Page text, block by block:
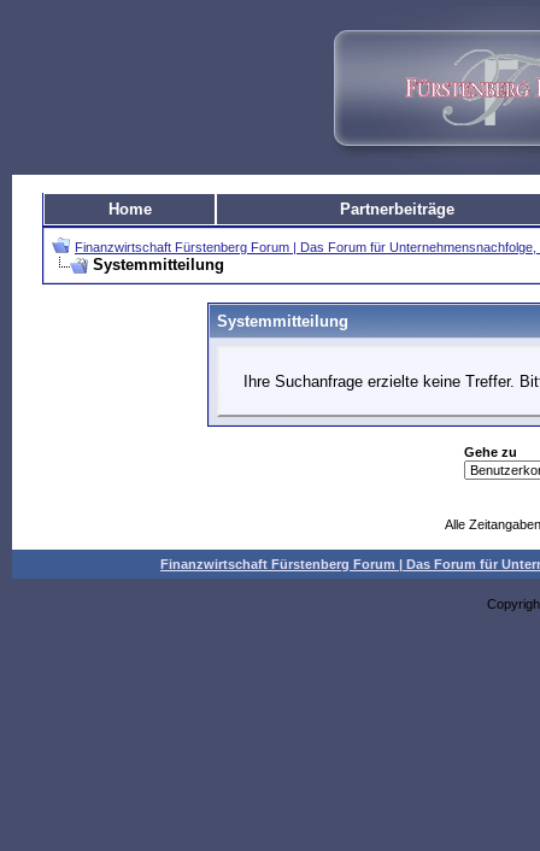
Home Partnerbeiträge
Finanzwirtschaft Fürstenberg Forum | Das Forum für
Systemmitteilung
Systemmitteilung
Ihre Suchanfrage erzielte keine Treffer.
Gehe zu
Alle
Finanzwirtschaft Fürstenberg Forum | Das Forum für